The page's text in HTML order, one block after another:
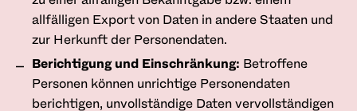
allfälligen Export von Daten in andere Staaten und
zur Herkunft der Personendaten.
Berichtigung und Einschränkung: Betroffene
Personen können unrichtige Personendaten
berichtigen, unvollständige Daten vervollständigen